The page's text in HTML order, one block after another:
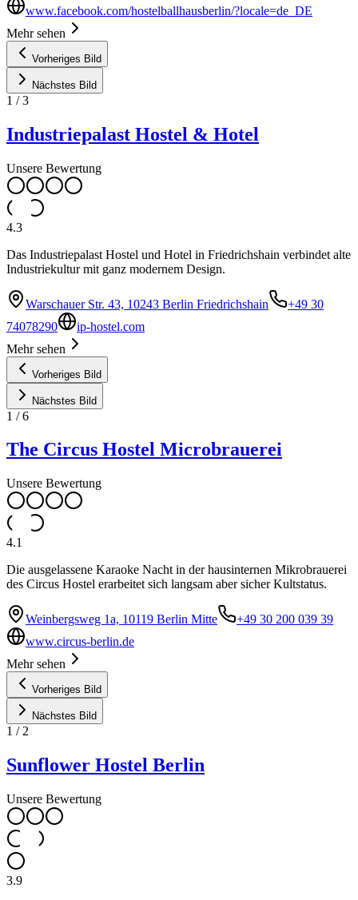
www.facebook.com/hostelballhausberlin/?locale=de_DE
Mehr sehen
Vorheriges Bild
Nächstes Bild
1 /3
Industriepalast Hostel & Hotel
Unsere Bewertung
4.3
Das Industriepalast Hostel und Hotel in Friedrichshain verbindet alte
Industriekultur mit ganz modernem Design.
Warschauer Str. 43, 10243 Berlin Friedrichshain
+49 30
74078290
ip-hostel.com
Mehr sehen
Vorheriges Bild
Nächstes Bild
1 /6
The Circus Hostel Microbrauerei
Unsere Bewertung
4.1
Die ausgelassene Karaoke Nacht in der hausinternen Mikrobrauerei
des Circus Hostel erarbeitet sich langsam aber sicher Kultstatus.
Weinbergsweg 1a, 10119 Berlin Mitte
+49 30 200 039 39
www.circus-berlin.de
Mehr sehen
Vorheriges Bild
Nächstes Bild
1 / 2
Sunflower Hostel Berlin
Unsere Bewertung
3.9